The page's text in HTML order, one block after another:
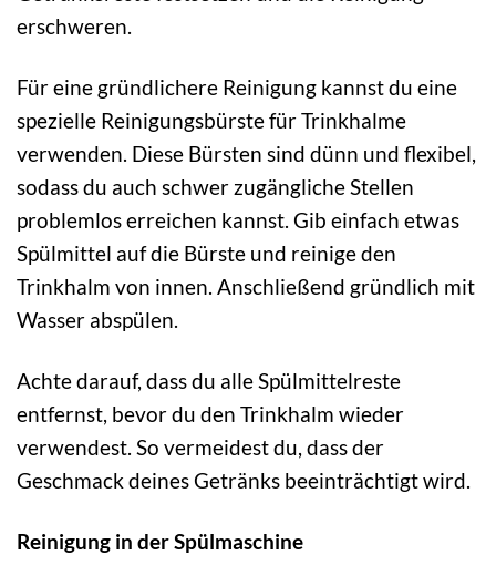
erschweren.
Für eine gründlichere Reinigung kannst du eine
spezielle Reinigungsbürste für Trinkhalme
verwenden. Diese Bürsten sind dünn und flexibel,
sodass du auch schwer zugängliche Stellen
problemlos erreichen kannst. Gib einfach etwas
Spülmittel auf die Bürste und reinige den
Trinkhalm von innen. Anschließend gründlich mit
Wasser abspülen.
Achte darauf, dass du alle Spülmittelreste
entfernst, bevor du den Trinkhalm wieder
verwendest. So vermeidest du, dass der
Geschmack deines Getränks beeinträchtigt wird.
Reinigung in der Spülmaschine